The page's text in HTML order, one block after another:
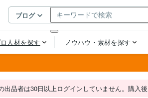
出品者は30日以上ログインしていません。購入